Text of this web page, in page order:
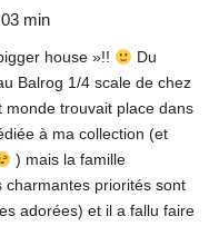
min
house »!!
Du
Balrog 1/4 scale de chez
monde trouvait place dans
à ma collection (et
) mais la famille
charmantes priorités sont
adorées) et il a fallu faire